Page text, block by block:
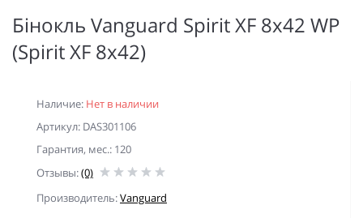
Бінокль Vanguard Spirit XF 8x42 WP
(Spirit XF 8x42)
Наличие: Нет в наличии
Артикул: DAS301106
Гарантия, мес.: 120
Отзывы:(0)
Производитель:Vanguard